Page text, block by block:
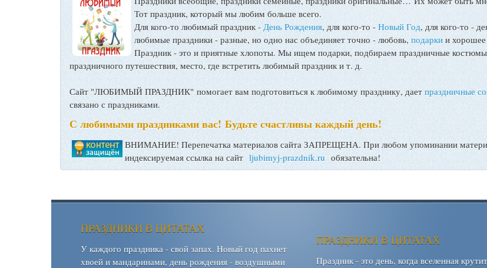
Тот праздник, который мы любим больше всего.
Для кого-то любимый праздник -День Рождения, для кого-то - Новый Год, для кого-то -
любимые праздники - разные, но одно нас объединяет точно - любовь, подарки и хорошее
Праздник - это и приятные хлопоты. Мы ищем подарки, подбираем праздничные
праздничного путешествия, место, где встретить любимый праздник и т. д.
Сайт "ЛЮБИМЫЙ ПРАЗДНИК" помогает вам подготовиться к любимому празднику, даетпраздничные
связано с праздниками.
С любимыми праздниками вас! Будьте счастливы каждый день!
ВНИМАНИЕ! Перепечатка материалов сайта ЗАПРЕЩЕНА. При любом упоминании
индексируемая ссылка на сайт ljubimyj-prazdnik.ru обязательна!
ПРАЗДНИКИ В ЦИТАТАХ
У каждого праздника - свой запах. Новый год пахнет
хвоей и мандаринами, день рождения - воздушными
ПРАЗДНИКИ В ЦИТАТАХ
Праздник - это день, когда вселенная